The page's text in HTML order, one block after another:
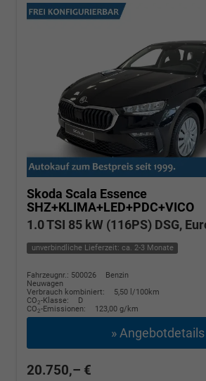
Skoda Scala Essence
SHZ+KLIMA+LED+PDC+VICO
1.0 TSI 85 kW (116PS) DSG,
unverbindliche Lieferzeit: ca. 2-3 Monate
Fahrzeugnr.: 500026
Benzin
Neuwagen
Verbrauch kombiniert:
5,50 l/100km
CO2-Klasse:
D
CO2-Emissionen: 123,00 g/km
» Angebotdetails
20.750,– €